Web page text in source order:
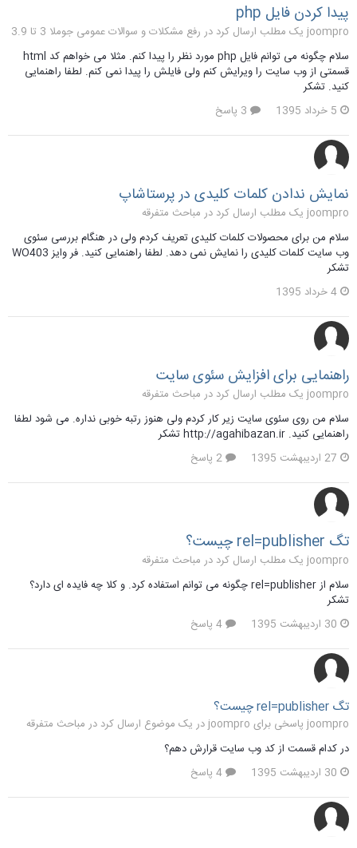
پیدا کردن فایل php
joompro یک مطلب ارسال کرد در
رفع مشکلات و سوالات عمومی جوملا 3 تا 3.9
سلام چگونه می توانم فایل php مورد نظر را پیدا کنم. مثلا می خواهم کد html
قسمتی از وب سایت را ویرایش کنم ولی فایلش را پیدا نمی کنم. لطفا راهنمایی
کنید. تشکر
5 خرداد 1395
نمایش ندادن کلمات کلیدی در پرستاشاپ
joompro یک مطلب ارسال کرد در
مباحث متفرقه
سلام من برای محصولات کلمات کلیدی تعریف کردم ولی در هنگام بررسی سئوی
وب سایت کلمات کلیدی را نمایش نمی دهد. لطفا راهنمایی کنید. فر وایز WO403
تشکر
4 خرداد 1395
راهنمایی برای افزایش سئوی سایت
joompro یک مطلب ارسال کرد در
مباحث متفرقه
سلام من روی سئوی سایت زیر کار کردم ولی هنوز رتبه خوبی نداره. می شود لطفا
راهنمایی کنید. http://agahibazan.ir تشکر
27 اردیبهشت 1395
تگ rel=publisher چیست؟
joompro یک مطلب ارسال کرد در
مباحث متفرقه
سلام از rel=publisher چگونه می توانم استفاده کرد. و کلا چه فایده ای دارد؟
تشکر
30 اردیبهشت 1395
تگ rel=publisher چیست؟
joompro پاسخی برای joompro در یک موضوع ارسال کرد در
مباحث متفرقه
در کدام قسمت از کد وب سایت قرارش دهم؟
30 اردیبهشت 1395